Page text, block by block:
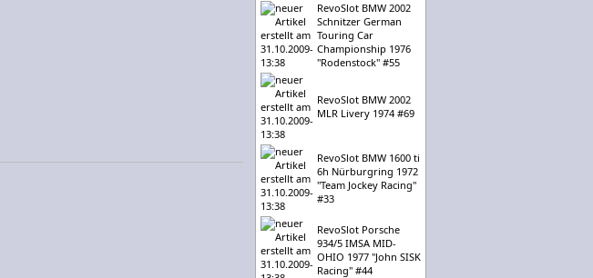
RevoSlot BMW 2002
Schnitzer German
Touring Car
Championship 1976
"Rodenstock" #55
RevoSlot BMW 2002
MLR Livery 1974 #69
RevoSlot BMW 1600 ti
6h Nürburgring 1972
"Team Jockey Racing"
#33
RevoSlot Porsche
934/5 IMSA MID-
OHIO 1977 "John SISK
Racing" #44